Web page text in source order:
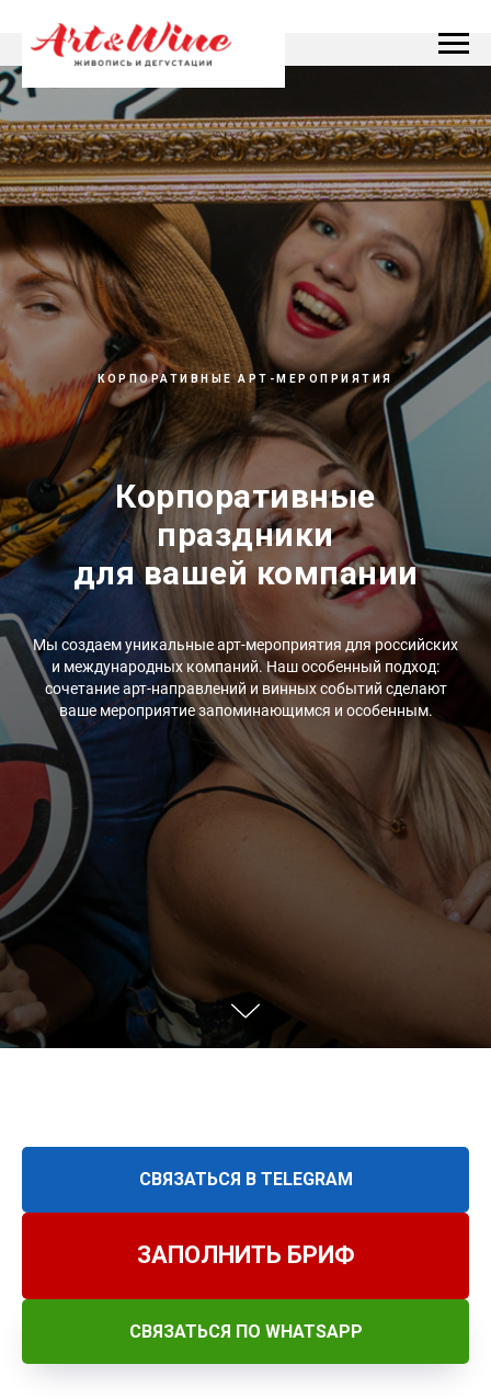
КОРПОРАТИВНЫЕ АРТ-МЕРОПРИЯТИЯ
Корпоративные
праздники
для вашей компании
Мы создаем уникальные арт-мероприятия для российских
и международных компаний. Наш особенный подход:
сочетание арт-направлений и винных событий сделают
ваше мероприятие запоминающимся и особенным.
СВЯЗАТЬСЯ В TELEGRAM
ЗАПОЛНИТЬ БРИФ
СВЯЗАТЬСЯ ПО WHATSAPP